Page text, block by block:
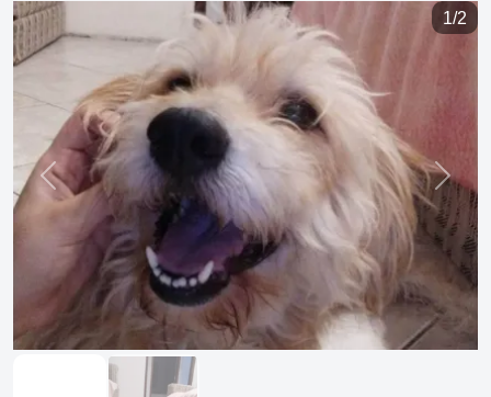
1/2
Previous Next